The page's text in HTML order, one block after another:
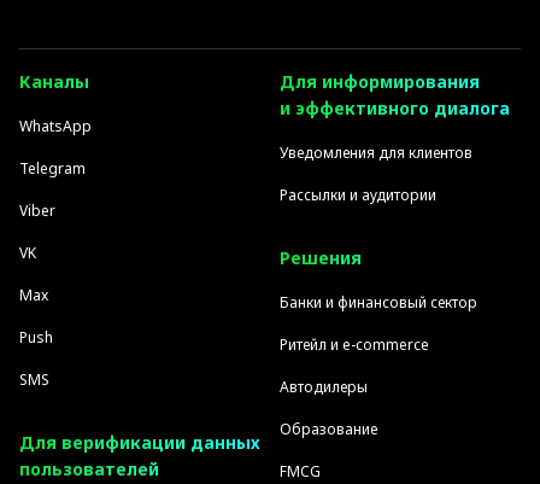
Каналы
WhatsApp
Telegram
Viber
VK
Max
Push
SMS
Для верификации данных
пользователей
Для информирования
и эффективного диалога
Уведомления для клиентов
Рассылки и аудитории
Решения
Банки и финансовый сектор
Ритейл и e-commerce
Автодилеры
Образование
FMCG